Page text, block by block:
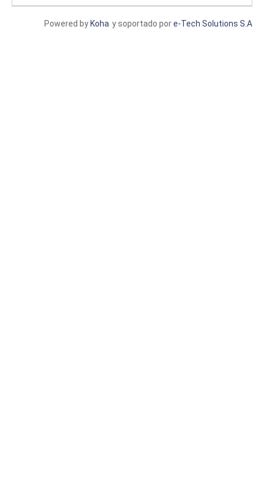
y soportado pore-Tech Solutions S.A
Powered by Koha